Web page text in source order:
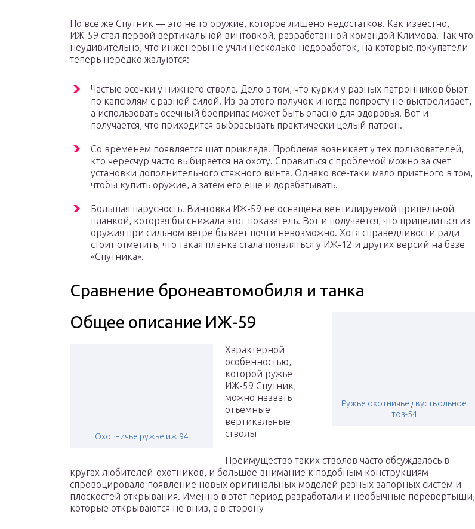
Но все же Спутник — это не то оружие, которое лишено недостатков. Как известно,
ИЖ-59 стал первой вертикальной винтовкой, разработанной командой Климова. Так что
неудивительно, что инженеры не учли несколько недоработок, на которые покупатели
теперь нередко жалуются:
Частые осечки у нижнего ствола. Дело в том, что курки у разных патронников бьют
по капсюлям с разной силой. Из-за этого получок иногда попросту не выстреливает,
а использовать осечный боеприпас может быть опасно для здоровья. Вот и
получается, что приходится выбрасывать практически целый патрон.
Со временем появляется шат приклада. Проблема возникает у тех пользователей,
кто чересчур часто выбирается на охоту. Справиться с проблемой можно за счет
установки дополнительного стяжного винта. Однако все-таки мало приятного в том,
чтобы купить оружие, а затем его еще и дорабатывать.
Большая парусность. Винтовка ИЖ-59 не оснащена вентилируемой прицельной
планкой, которая бы снижала этот показатель. Вот и получается, что прицелиться из
оружия при сильном ветре бывает почти невозможно. Хотя справедливости ради
стоит отметить, что такая планка стала появляться у ИЖ-12 и других версий на базе
«Спутника».
Сравнение бронеавтомобиля и танка
Ружье охотничье двуствольное
тоз-54
Общее описание ИЖ-59
Охотничье ружье иж 94
Характерной
особенностью,
которой ружье
ИЖ-59 Спутник,
можно назвать
отъемные
вертикальные
стволы
Преимущество таких стволов часто обсуждалось в
кругах любителей-охотников, и большое внимание к подобным конструкциям
спровоцировало появление новых оригинальных моделей разных запорных систем и
плоскостей открывания. Именно в этот период разработали и необычные перевертыши,
которые открываются не вниз, а в сторону